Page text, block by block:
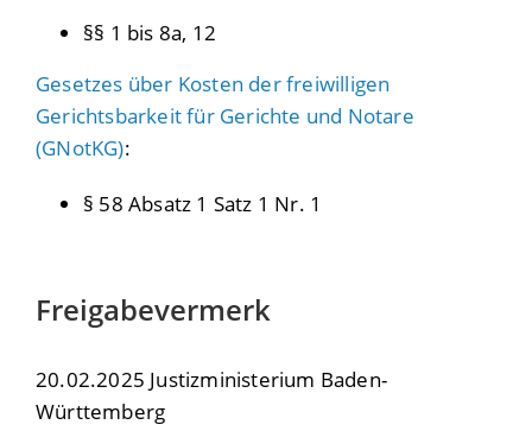
§§ 1 bis 8a, 12
Gesetzes über Kosten der freiwilligen
Gerichtsbarkeit für Gerichte und Notare
(GNotKG):
§ 58 Absatz 1 Satz 1 Nr. 1
Freigabevermerk
20.02.2025 Justizministerium Baden-
Württemberg